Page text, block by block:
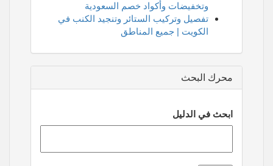
وتخفيضات وأكواد خصم السعودية
تفصيل وتركيب الستائر وتنجيد الكنب في
الكويت | جميع المناطق
محرك البحث
ابحث في الدليل